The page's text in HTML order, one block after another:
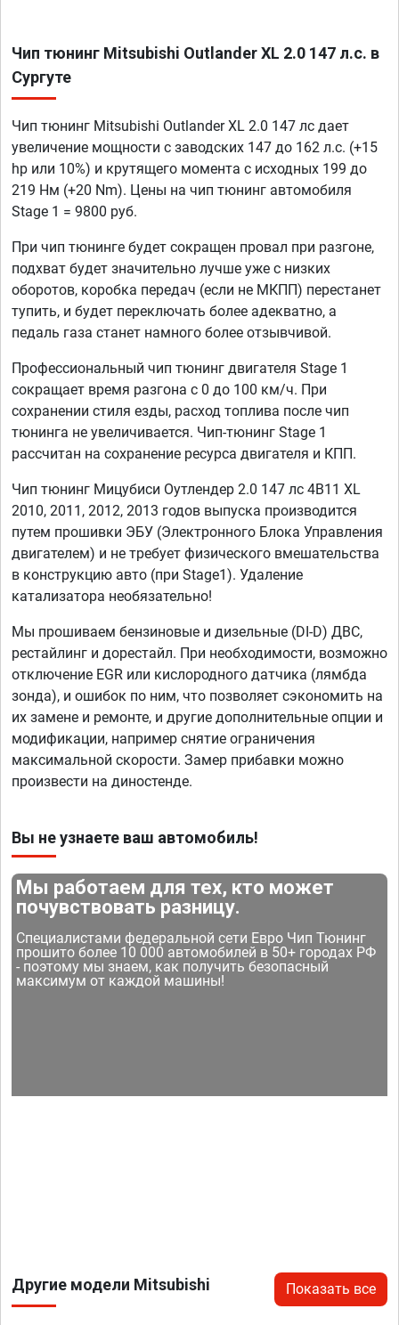
Чип тюнинг Mitsubishi Outlander XL 2.0 147 л.с. в
Сургуте
Чип тюнинг Mitsubishi Outlander XL 2.0 147 лс дает
увеличение мощности с заводских 147 до 162 л.с. (+15
hp или 10%) и крутящего момента с исходных 199 до
219 Нм (+20 Nm). Цены на чип тюнинг автомобиля
Stage 1 = 9800 руб.
При чип тюнинге будет сокращен провал при разгоне,
подхват будет значительно лучше уже с низких
оборотов, коробка передач (если не МКПП) перестанет
тупить, и будет переключать более адекватно, а
педаль газа станет намного более отзывчивой.
Профессиональный чип тюнинг двигателя Stage 1
сокращает время разгона с 0 до 100 км/ч. При
сохранении стиля езды, расход топлива после чип
тюнинга не увеличивается. Чип-тюнинг Stage 1
рассчитан на сохранение ресурса двигателя и КПП.
Чип тюнинг Мицубиси Оутлендер 2.0 147 лс 4B11 XL
2010, 2011, 2012, 2013 годов выпуска производится
путем прошивки ЭБУ (Электронного Блока Управления
двигателем) и не требует физического вмешательства
в конструкцию авто (при Stage1). Удаление
катализатора необязательно!
Мы прошиваем бензиновые и дизельные (DI-D) ДВС,
рестайлинг и дорестайл. При необходимости, возможно
отключение EGR или кислородного датчика (лямбда
зонда), и ошибок по ним, что позволяет сэкономить на
их замене и ремонте, и другие дополнительные опции и
модификации, например снятие ограничения
максимальной скорости. Замер прибавки можно
произвести на диностенде.
Вы не узнаете ваш автомобиль!
Мы работаем для тех, кто может
почувствовать разницу.
Специалистами федеральной сети Евро Чип Тюнинг
прошито более 10 000 автомобилей в 50+ городах РФ
- поэтому мы знаем, как получить безопасный
максимум от каждой машины!
Другие модели Mitsubishi Показать все